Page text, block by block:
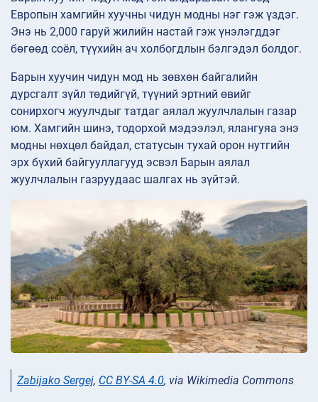
Европын хамгийн хуучны чидун модны нэг гэж үздэг.
Энэ нь 2,000 гаруй жилийн настай гэж үнэлэгддэг
бөгөөд соёл, түүхийн ач холбогдлын бэлгэдэл болдог.
Барын хуучин чидун мод нь зөвхөн байгалийн
дурсгалт зүйл төдийгүй, түүний эртний өвийг
сонирхогч жуулчдыг татдаг аялал жуулчлалын газар
юм. Хамгийн шинэ, тодорхой мэдээлэл, ялангуяа энэ
модны нөхцөл байдал, статусын тухай орон нутгийн
эрх бүхий байгууллагууд эсвэл Барын аялал
жуулчлалын газруудаас шалгах нь зүйтэй.
Zabijako Sergej, CC BY-SA 4.0, via Wikimedia Commons